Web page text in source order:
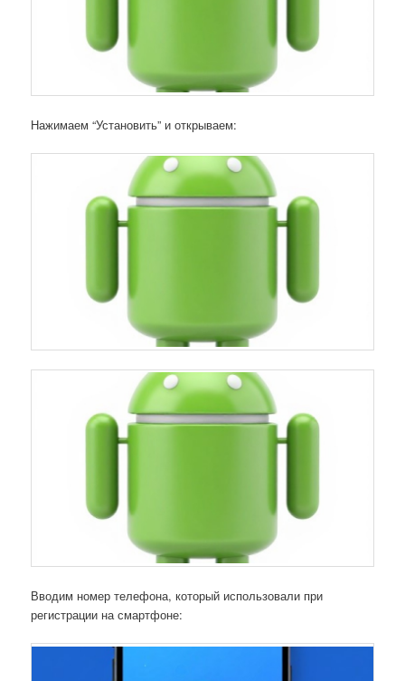
Нажимаем “Установить” и открываем:
Вводим номер телефона, который использовали при
регистрации на смартфоне: